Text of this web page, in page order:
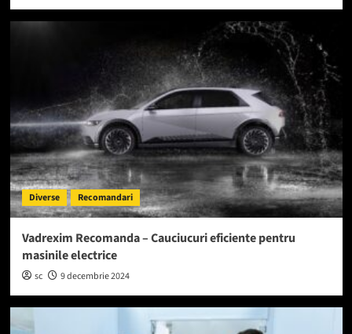
Diverse Recomandari
Vadrexim Recomanda – Cauciucuri eficiente pentru
masinile electrice
sc 9 decembrie 2024